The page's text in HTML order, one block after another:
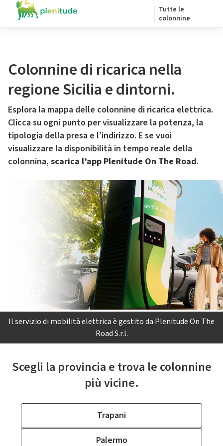
Tutte le
colonnine
Colonnine di ricarica nella
regione Sicilia e dintorni.
Esplora la mappa delle colonnine di ricarica elettrica.
Clicca su ogni punto per visualizzare la potenza, la
tipologia della presa e l’indirizzo. E se vuoi
visualizzare la disponibilità in tempo reale della
colonnina, scarica l’app Plenitude On The Road.
Il servizio di mobilità elettrica è gestito da Plenitude On The
Road S.r.l.
Scegli la provincia e trova le colonnine
più vicine.
Trapani
Palermo